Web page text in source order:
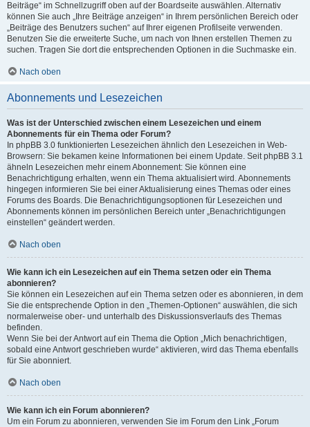
Beiträge“ im Schnellzugriff oben auf der Boardseite auswählen. Alternativ
können Sie auch „Ihre Beiträge anzeigen“ in Ihrem persönlichen Bereich oder
„Beiträge des Benutzers suchen“ auf Ihrer eigenen Profilseite verwenden.
Benutzen Sie die erweiterte Suche, um nach von Ihnen erstellen Themen zu
suchen. Tragen Sie dort die entsprechenden Optionen in die Suchmaske ein.
Nach oben
Abonnements und Lesezeichen
Was ist der Unterschied zwischen einem Lesezeichen und einem
Abonnements für ein Thema oder Forum?
In phpBB 3.0 funktionierten Lesezeichen ähnlich den Lesezeichen in Web-
Browsern: Sie bekamen keine Informationen bei einem Update. Seit phpBB 3.1
ähneln Lesezeichen mehr einem Abonnement: Sie können eine
Benachrichtigung erhalten, wenn ein Thema aktualisiert wird. Abonnements
hingegen informieren Sie bei einer Aktualisierung eines Themas oder eines
Forums des Boards. Die Benachrichtigungsoptionen für Lesezeichen und
Abonnements können im persönlichen Bereich unter „Benachrichtigungen
einstellen“ geändert werden.
Nach oben
Wie kann ich ein Lesezeichen auf ein Thema setzen oder ein Thema
abonnieren?
Sie können ein Lesezeichen auf ein Thema setzen oder es abonnieren, in dem
Sie die entsprechende Option in den „Themen-Optionen“ auswählen, die sich
normalerweise ober- und unterhalb des Diskussionsverlaufs des Themas
befinden.
Wenn Sie bei der Antwort auf ein Thema die Option „Mich benachrichtigen,
sobald eine Antwort geschrieben wurde“ aktivieren, wird das Thema ebenfalls
für Sie abonniert.
Nach oben
Wie kann ich ein Forum abonnieren?
Um ein Forum zu abonnieren, verwenden Sie im Forum den Link „Forum